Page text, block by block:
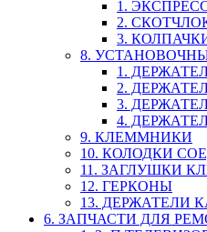
1.
2.
3.
8.
1.
2.
3.
4.
9. КЛЕММНИКИ
10. КОЛОДКИ
11. ЗАГЛУШКИ
12. ГЕРКОНЫ
13. ДЕРЖАТЕЛИ
6. ЗАПЧАСТИ ДЛЯ